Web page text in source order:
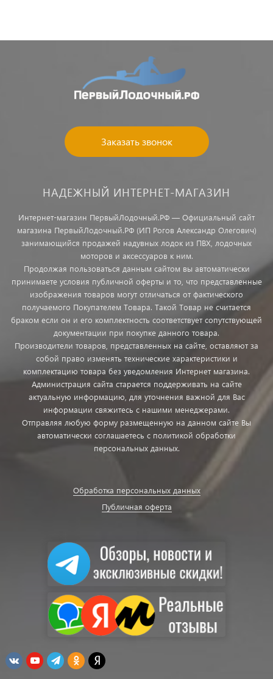
Заказать звонок
НАДЕЖНЫЙ ИНТЕРНЕТ-МАГАЗИН
Интернет-магазин ПервыйЛодочный.РФ — Официальный сайт
магазина ПервыйЛодочный.РФ (ИП Рогов Александр Олегович)
занимающийся продажей надувных лодок из ПВХ, лодочных
моторов и аксессуаров к ним.
Продолжая пользоваться данным сайтом вы автоматически
принимаете условия публичной оферты и то, что представленные
изображения товаров могут отличаться от фактического
получаемого Покупателем Товара. Такой Товар не считается
браком если он и его комплектность соответствует сопутствующей
документации при покупке данного товара.
Производители товаров, представленных на сайте, оставляют за
собой право изменять технические характеристики и
комплектацию товара без уведомления Интернет магазина.
Администрация сайта старается поддерживать на сайте
актуальную информацию, для уточнения важной для Вас
информации свяжитесь с нашими менеджерами.
Отправляя любую форму размещенную на данном сайте Вы
автоматически соглашаетесь с политикой обработки
персональных данных.
Обработка персональных данных
Публичная оферта